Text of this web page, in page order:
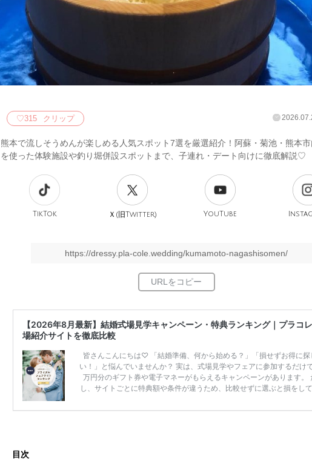
♡315 クリップ
熊本で流しそうめんが楽しめる人気スポット7選を厳選紹介！阿蘇・菊池・熊本
を使った体験施設や釣り堀併設スポットまで、子連れ・デート向けに徹底解説♡
TikTok Ｘ(旧Twitter) YouTube
https://dressy.pla-cole.wedding/kumamoto-nagashisomen/
【2026年8月最新】結婚式場見学キャンペーン・特典ランキング｜プラコ
場紹介サイトを徹底比較
皆さんこんにちは♡ 「結婚準備、何から始める？」「損せずお得に探
い！」と悩んでいませんか？ 実は、式場見学やフェアに参加するだけ
万円分のギフト券や電子マネーがもらえるキャンペーンがあります。
し、サイトごとに特典額や条件が違うため、比較せずに選ぶと損をし
ンペーン特典ランキングを公開！ 比較サイト：プラコレ、ゼクシィ、
目次